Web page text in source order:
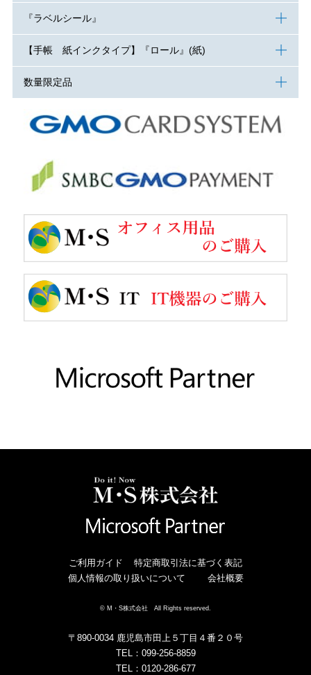
『ラベルシール』
【手帳 紙インクタイプ】『ロール』(紙)
数量限定品
ご利用ガイド
特定商取引法に基づく表記
個人情報の取り扱いについて
会社概要
© M・S株式会社 All Rights reserved.
〒890-0034 鹿児島市田上５丁目４番２０号
TEL：099-256-8859
TEL：0120-286-677